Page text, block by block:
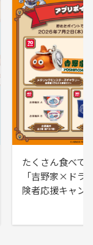
たくさん食べて
「吉野家×ドラ
険者応援キャン